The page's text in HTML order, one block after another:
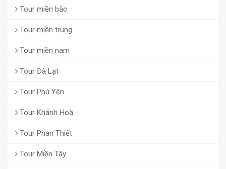
Tour miền bắc
Tour miền trung
Tour miền nam
Tour Đà Lạt
Tour Phú Yên
Tour Khánh Hoà
Tour Phan Thiết
Tour Miền Tây